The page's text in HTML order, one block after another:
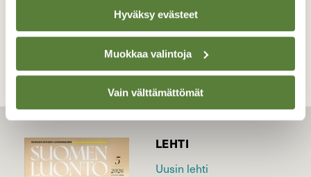
Hyväksy evästeet
Muokkaa valintoja
Vain välttämättömät
TAKAISIN LISTAAN
LEHTI
Uusin lehti